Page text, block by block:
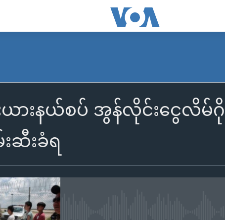
းယားနယ်စပ် အွန်လိုင်းငွေလိမ်
းဆီးခံရ